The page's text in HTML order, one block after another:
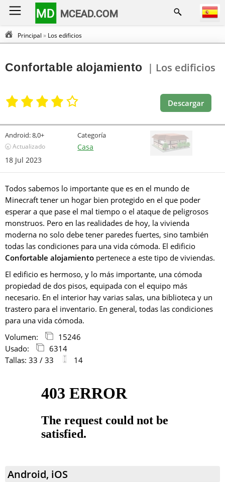
MD MCEAD.COM
Principal » Los edificios
Confortable alojamiento | Los edificios
Descargar
Android:8,0+
🕣 Actualizado
18 Jul 2023
Categoría
Casa
Todos sabemos lo importante que es en el mundo de
Minecraft tener un hogar bien protegido en el que poder
esperar a que pase el mal tiempo o el ataque de peligrosos
monstruos. Pero en las realidades de hoy, la vivienda
moderna no solo debe tener paredes fuertes, sino también
todas las condiciones para una vida cómoda. El edificio
Confortable alojamiento pertenece a este tipo de viviendas.
El edificio es hermoso, y lo más importante, una cómoda
propiedad de dos pisos, equipada con el equipo más
necesario. En el interior hay varias salas, una biblioteca y un
trastero para el inventario. En general, todas las condiciones
para una vida cómoda.
Volumen:
15246
Usado:
6314
Tallas: 33 / 33
14
Android, iOS